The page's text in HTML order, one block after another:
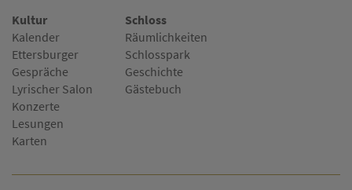
Kultur
Kalender
Ettersburger
Gespräche
Lyrischer Salon
Konzerte
Lesungen
Karten
Schloss
Räumlichkeiten
Schlosspark
Geschichte
Gästebuch